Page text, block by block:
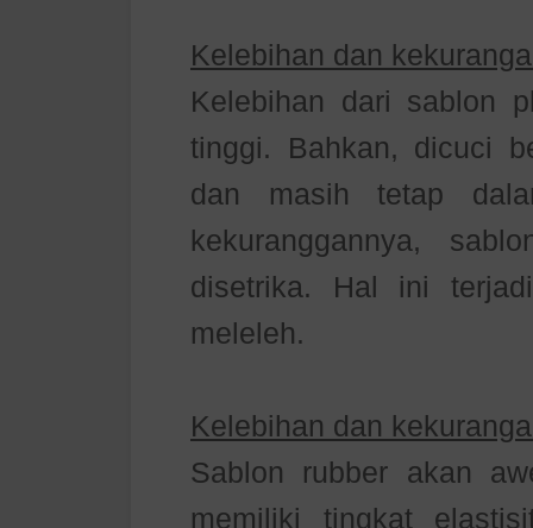
Kelebihan dan
Kelebihan dari sablon
tinggi. Bahkan, dicuci
dan masih tetap
kekuranggannya,
disetrika. Hal ini
meleleh.
Kelebihan dan
Sablon rubber akan
memiliki tingkat